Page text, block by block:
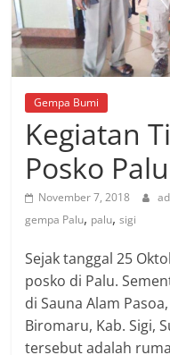
Gempa Bumi
Kegiatan
Posko Palu
November 7, 2018
gempa Palu, palu,sigi
Sejak tanggal 25
posko di Palu.
di Sauna Alam
Biromaru, Kab. Sigi,
tersebut adalah